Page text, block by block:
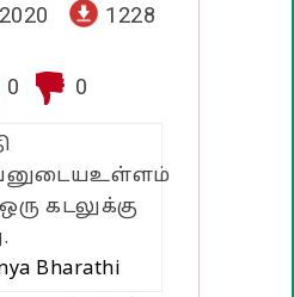
1228
0 0
கடலுக்கு
Bharathi